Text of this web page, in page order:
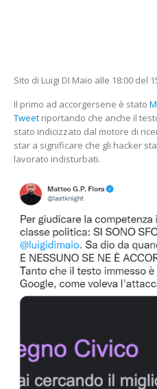
Sito di Luigi DI Maio alle 18:00 del
Il primo ad accorgersene è stato
Tweet riportando che anche il
stato indicizzato dal motore di
star a significare che gli hacker
lavorato indisturbati.